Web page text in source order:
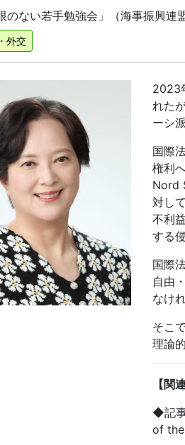
のない若手勉強会」（海事振興
外交
2023
れた
ーシ
国際
権利
Nord
対し
不利
する
国際
自由
なけ
そこ
理論
【関
◆記
of